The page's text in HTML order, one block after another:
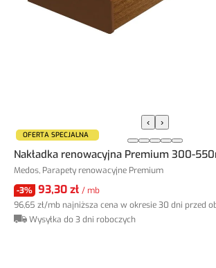
‹ ›
OFERTA SPECJALNA
Nakładka renowacyjna Premium 300-
Medos, Parapety renowacyjne Premium
-3% 93,30 zł / mb
96,65 zł/mb najniższa cena w okresie 30 dni przed
Wysyłka do 3 dni roboczych